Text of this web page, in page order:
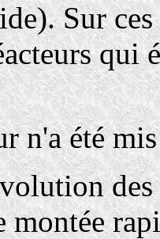
Sur
qui
n'a été
des
montée